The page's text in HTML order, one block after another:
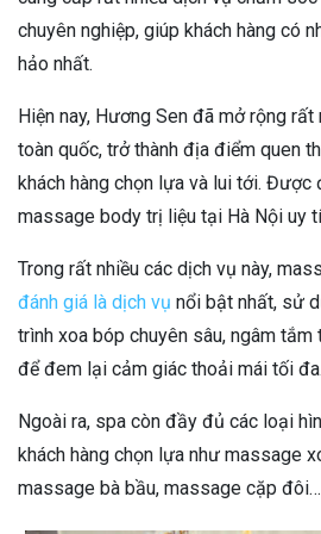
chuyên nghiệp, giúp khách hàng có
hảo nhất.
Hiện nay, Hương Sen đã mở rộng rất
toàn quốc, trở thành địa điểm quen
khách hàng chọn lựa và lui tới. Được
massage body trị liệu tại Hà Nội uy
Trong rất nhiều các dịch vụ này,
đánh giá là dịch vụ nổi bật nhất, sử
trình xoa bóp chuyên sâu, ngâm
để đem lại cảm giác thoải mái tối đa.
Ngoài ra, spa còn đầy đủ các loại
khách hàng chọn lựa như massage
massage bà bầu, massage cặp